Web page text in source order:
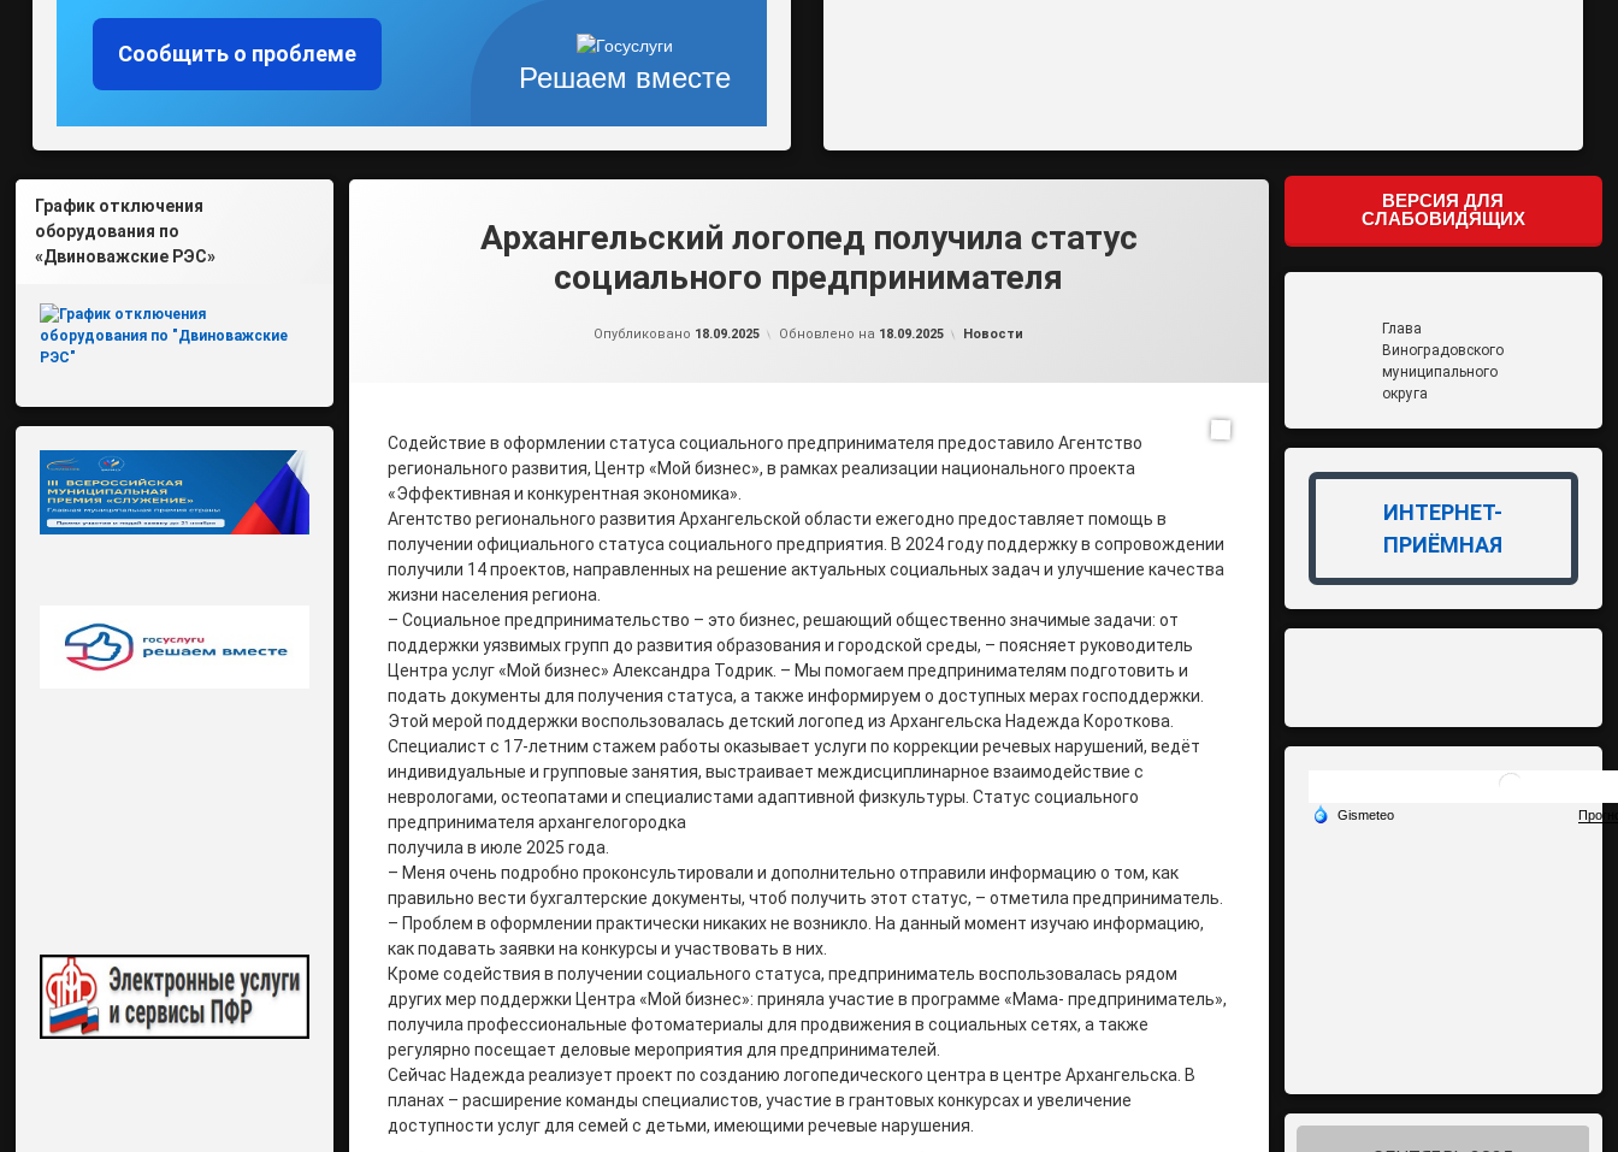
Решаем вместе
Сообщить о проблеме
Архангельский логопед получила статус
социального предпринимателя
Опубликовано 18.09.2025 Обновлено на 18.09.2025 Рубрики:
Новости
Содействие в оформлении статуса социального предпринимателя предоставило Агентство
регионального развития, Центр «Мой бизнес», в рамках реализации национального проекта
«Эффективная и конкурентная экономика».
Агентство регионального развития Архангельской области ежегодно предоставляет помощь в
получении официального статуса социального предприятия. В 2024 году поддержку в сопровождении
получили 14 проектов, направленных на решение актуальных социальных задач и улучшение качества
жизни населения региона.
– Социальное предпринимательство – это бизнес, решающий общественно значимые задачи: от
поддержки уязвимых групп до развития образования и городской среды, – поясняет руководитель
Центра услуг «Мой бизнес» Александра Тодрик. – Мы помогаем предпринимателям подготовить и
подать документы для получения статуса, а также информируем о доступных мерах господдержки.
Этой мерой поддержки воспользовалась детский логопед из Архангельска Надежда Короткова.
Специалист с 17-летним стажем работы оказывает услуги по коррекции речевых нарушений, ведёт
индивидуальные и групповые занятия, выстраивает междисциплинарное взаимодействие с
неврологами, остеопатами и специалистами адаптивной физкультуры. Статус социального
предпринимателя архангелогородка
получила в июле 2025 года.
– Меня очень подробно проконсультировали и дополнительно отправили информацию о том, как
правильно вести бухгалтерские документы, чтоб получить этот статус, – отметила предприниматель.
– Проблем в оформлении практически никаких не возникло. На данный момент изучаю информацию,
как подавать заявки на конкурсы и участвовать в них.
Кроме содействия в получении социального статуса, предприниматель воспользовалась рядом
других мер поддержки Центра «Мой бизнес»: приняла участие в программе «Мама- предприниматель»,
получила профессиональные фотоматериалы для продвижения в социальных сетях, а также
регулярно посещает деловые мероприятия для предпринимателей.
Сейчас Надежда реализует проект по созданию логопедического центра в центре Архангельска. В
планах – расширение команды специалистов, участие в грантовых конкурсах и увеличение
доступности услуг для семей с детьми, имеющими речевые нарушения.
График отключения
оборудования по
«Двиноважские РЭС»
ВЕРСИЯ ДЛЯ
СЛАБОВИДЯЩИХ
Глава
Виноградовского
муниципального
округа
ИНТЕРНЕТ-
ПРИЁМНАЯ